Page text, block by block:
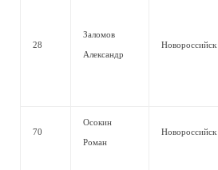
28
Заломов
Александр
Новороссийск
70
Осокин
Роман
Новороссийск